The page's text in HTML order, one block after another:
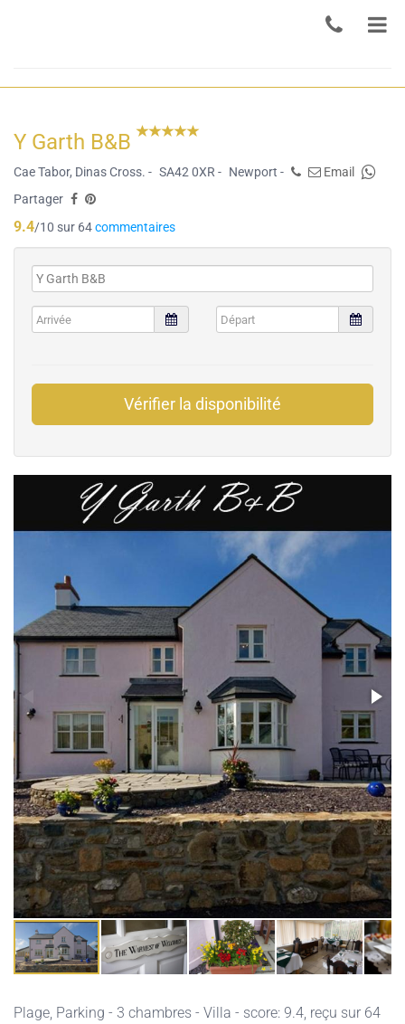
Y Garth B&B
Cae Tabor, Dinas Cross. - SA42 0XR - Newport -
Email
Partager
9.4/10 sur 64commentaires
Vérifier la disponibilité
Plage, Parking - 3 chambres - Villa - score: 9.4, reçu sur 64